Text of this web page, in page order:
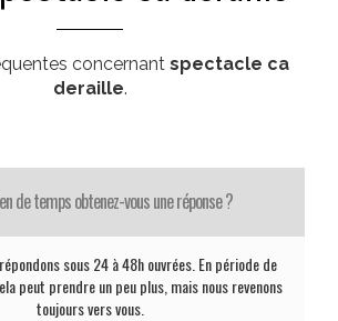
concernant spectacle ca
deraille.
de temps obtenez-vous une réponse ?
sous 24 à 48h ouvrées. En période de
peut prendre un peu plus, mais nous revenons
toujours vers vous.